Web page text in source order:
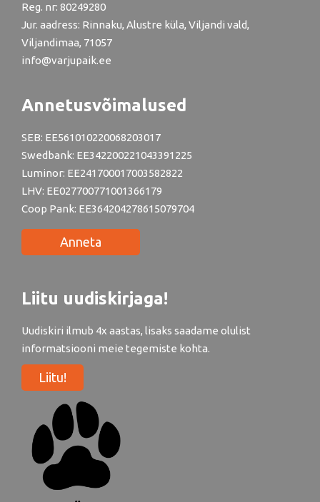
Reg. nr: 80249280
Jur. aadress: Rinnaku, Alustre küla, Viljandi vald,
Viljandimaa, 71057
info@varjupaik.ee
Annetusvõimalused
SEB: EE561010220068203017
Swedbank: EE342200221043391225
Luminor: EE241700017003582822
LHV: EE027700771001366179
Coop Pank: EE364204278615079704
Anneta
Liitu uudiskirjaga!
Uudiskiri ilmub 4x aastas, lisaks saadame olulist
informatsiooni meie tegemiste kohta.
Liitu!